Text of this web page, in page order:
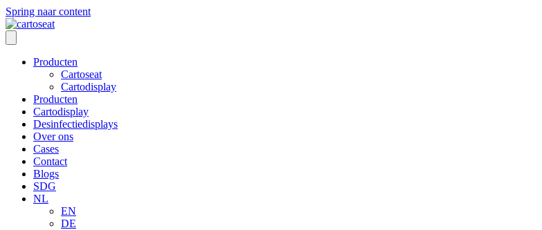
Spring naar content
Producten
Cartoseat
Cartodisplay
Producten
Cartodisplay
Desinfectiedisplays
Over ons
Cases
Contact
Blogs
SDG
NL
EN
DE